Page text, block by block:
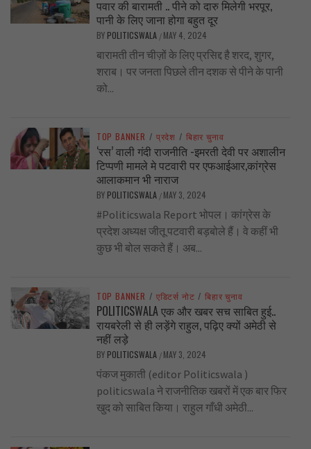
पवार की बारामती .. पीने को दारु मिलेगी भरपूर,
पानी के लिए जाना होगा बहुत दूर
BY POLITICSWALA / MAY 4, 2024
बारामती तीन चीज़ों के लिए प्रसिद्द है शरद, शुगर,
शराब। पर जनता पिछले तीन दशक से पीने के पानी
को...
TOP BANNER / प्रदेश / बिहार चुनाव
‘रस’ वाली गंदी राजनीति -इमरती देवी पर अशालीन
टिप्पणी मामले मे पटवारी पर एफआईआर,कांग्रेस
आलाकमान भी नाराज
BY POLITICSWALA / MAY 3, 2024
#Politicswala Report भोपल। कांग्रेस के
प्रदेश अध्यक्ष जीतू पटवारी बड़बोले हैं। वे कहीं भी
कुछ भी बोल सकते हैं। अब...
TOP BANNER / एडिटर्स नोट / बिहार चुनाव
POLITICSWALA एक और खबर सच साबित हुई..
रायबरेली से ही लड़ेंगे राहुल, पढ़िए क्यों अमेठी से
नहीं लड़े
BY POLITICSWALA / MAY 3, 2024
पंकज मुकाती (editor Politicswala )
politicswala ने राजनीतिक खबरों में एक बार फिर
खुद को साबित किया। राहुल गाँधी अमेठी...